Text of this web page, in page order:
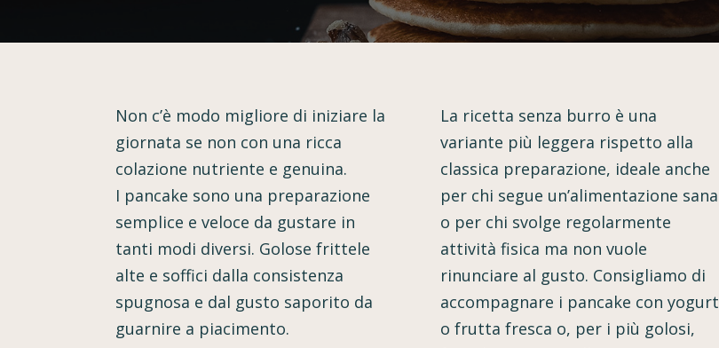
Non c’è modo migliore di iniziare la
giornata se non con una ricca
colazione nutriente e genuina.
I pancake sono una preparazione
semplice e veloce da gustare in
tanti modi diversi. Golose frittele
alte e soffici dalla consistenza
spugnosa e dal gusto saporito da
guarnire a piacimento.
La ricetta senza burro è una
variante più leggera rispetto alla
classica preparazione, ideale anche
per chi segue un’alimentazione sana
o per chi svolge regolarmente
attività fisica ma non vuole
rinunciare al gusto. Consigliamo di
accompagnare i pancake con yogurt
o frutta fresca o, per i più golosi,